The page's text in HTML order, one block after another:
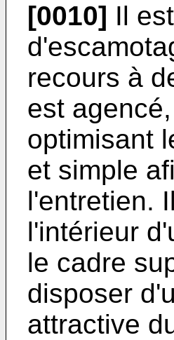
[0010] Il
recours à
est
optimisant
et simple
l'entretien.
l'intérieur
le cadre
disposer
attractive